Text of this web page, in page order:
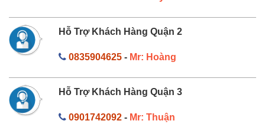
Hỗ Trợ Khách Hàng Quận 2
0835904625- Mr: Hoàng
Hỗ Trợ Khách Hàng Quận 3
0901742092- Mr: Thuận